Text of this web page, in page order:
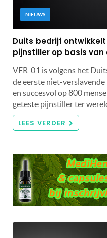
NIEUWS
Duits bedrijf
pijnstiller op basis van
VER-01 is volgens het
de eerste niet-
en succesvol op 800
geteste pijnstiller ter
LEES VERDER